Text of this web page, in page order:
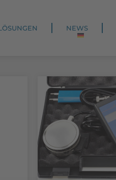
NEWS